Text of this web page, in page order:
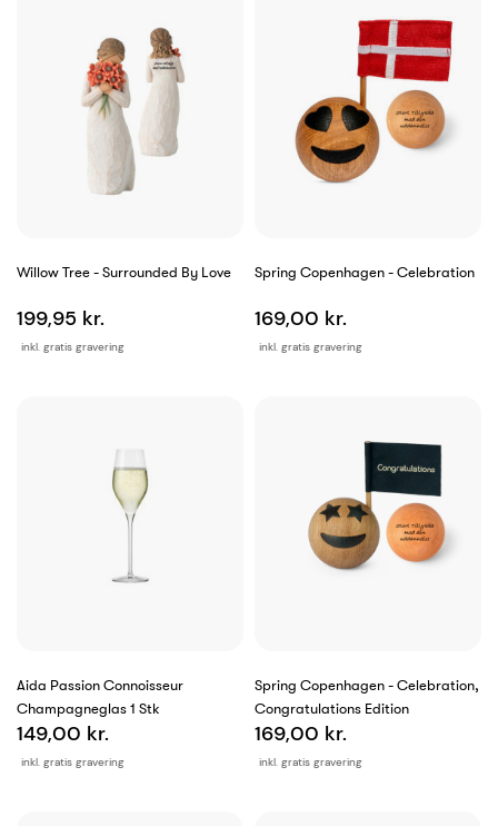
Willow Tree - Surrounded By Love
inkl. gratis gravering
199,95 kr.
Spring Copenhagen - Celebration
inkl. gratis gravering
169,00 kr.
Aida Passion Connoisseur
Champagneglas 1 Stk
inkl. gratis gravering
149,00 kr.
Spring Copenhagen - Celebration,
Congratulations Edition
inkl. gratis gravering
169,00 kr.